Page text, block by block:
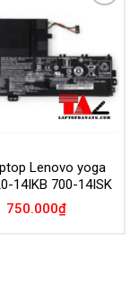
Wishlist
Lenovo yoga
14IKB 700-14ISK
750.000₫